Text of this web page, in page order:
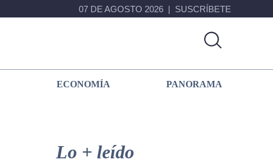
07 DE AGOSTO 2026 SUSCRÍBETE
ECONOMÍA PANORAMA
Sidebar
Lo + leído